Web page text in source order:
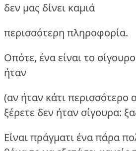
δεν μας δίνει καμιά
περισσότερη πληροφορία.
Οπότε, ένα είναι το
ήταν
(αν ήταν κάτι περισσότερο
ξέρετε δεν ήταν σίγουρα:
Είναι πράγματι ένα πάρα